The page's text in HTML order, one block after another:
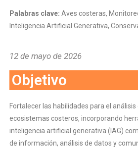
Palabras clave: Aves costeras,
Inteligencia Artificial Generativa,
12 de mayo de 2026
Objetivo
Fortalecer las habilidades para el
ecosistemas costeros, incorporando
inteligencia artificial generativa (IAG)
de información, análisis de datos y